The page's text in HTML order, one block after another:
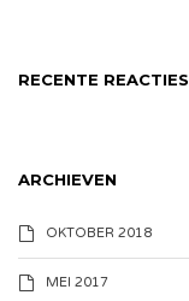
RECENTE REACTIES
ARCHIEVEN
OKTOBER 2018
MEI 2017